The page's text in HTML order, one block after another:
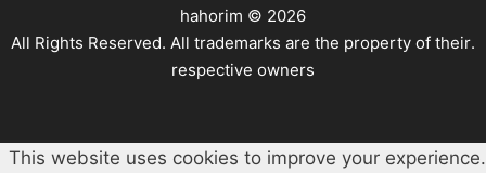
hahorim © 2026
.All Rights Reserved. All trademarks are the property of their
respective owners
This website uses cookies to improve your experience.